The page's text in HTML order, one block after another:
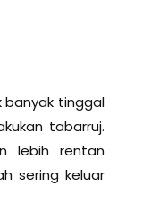
banyak tinggal
tabarruj.
lebih rentan
sering keluar